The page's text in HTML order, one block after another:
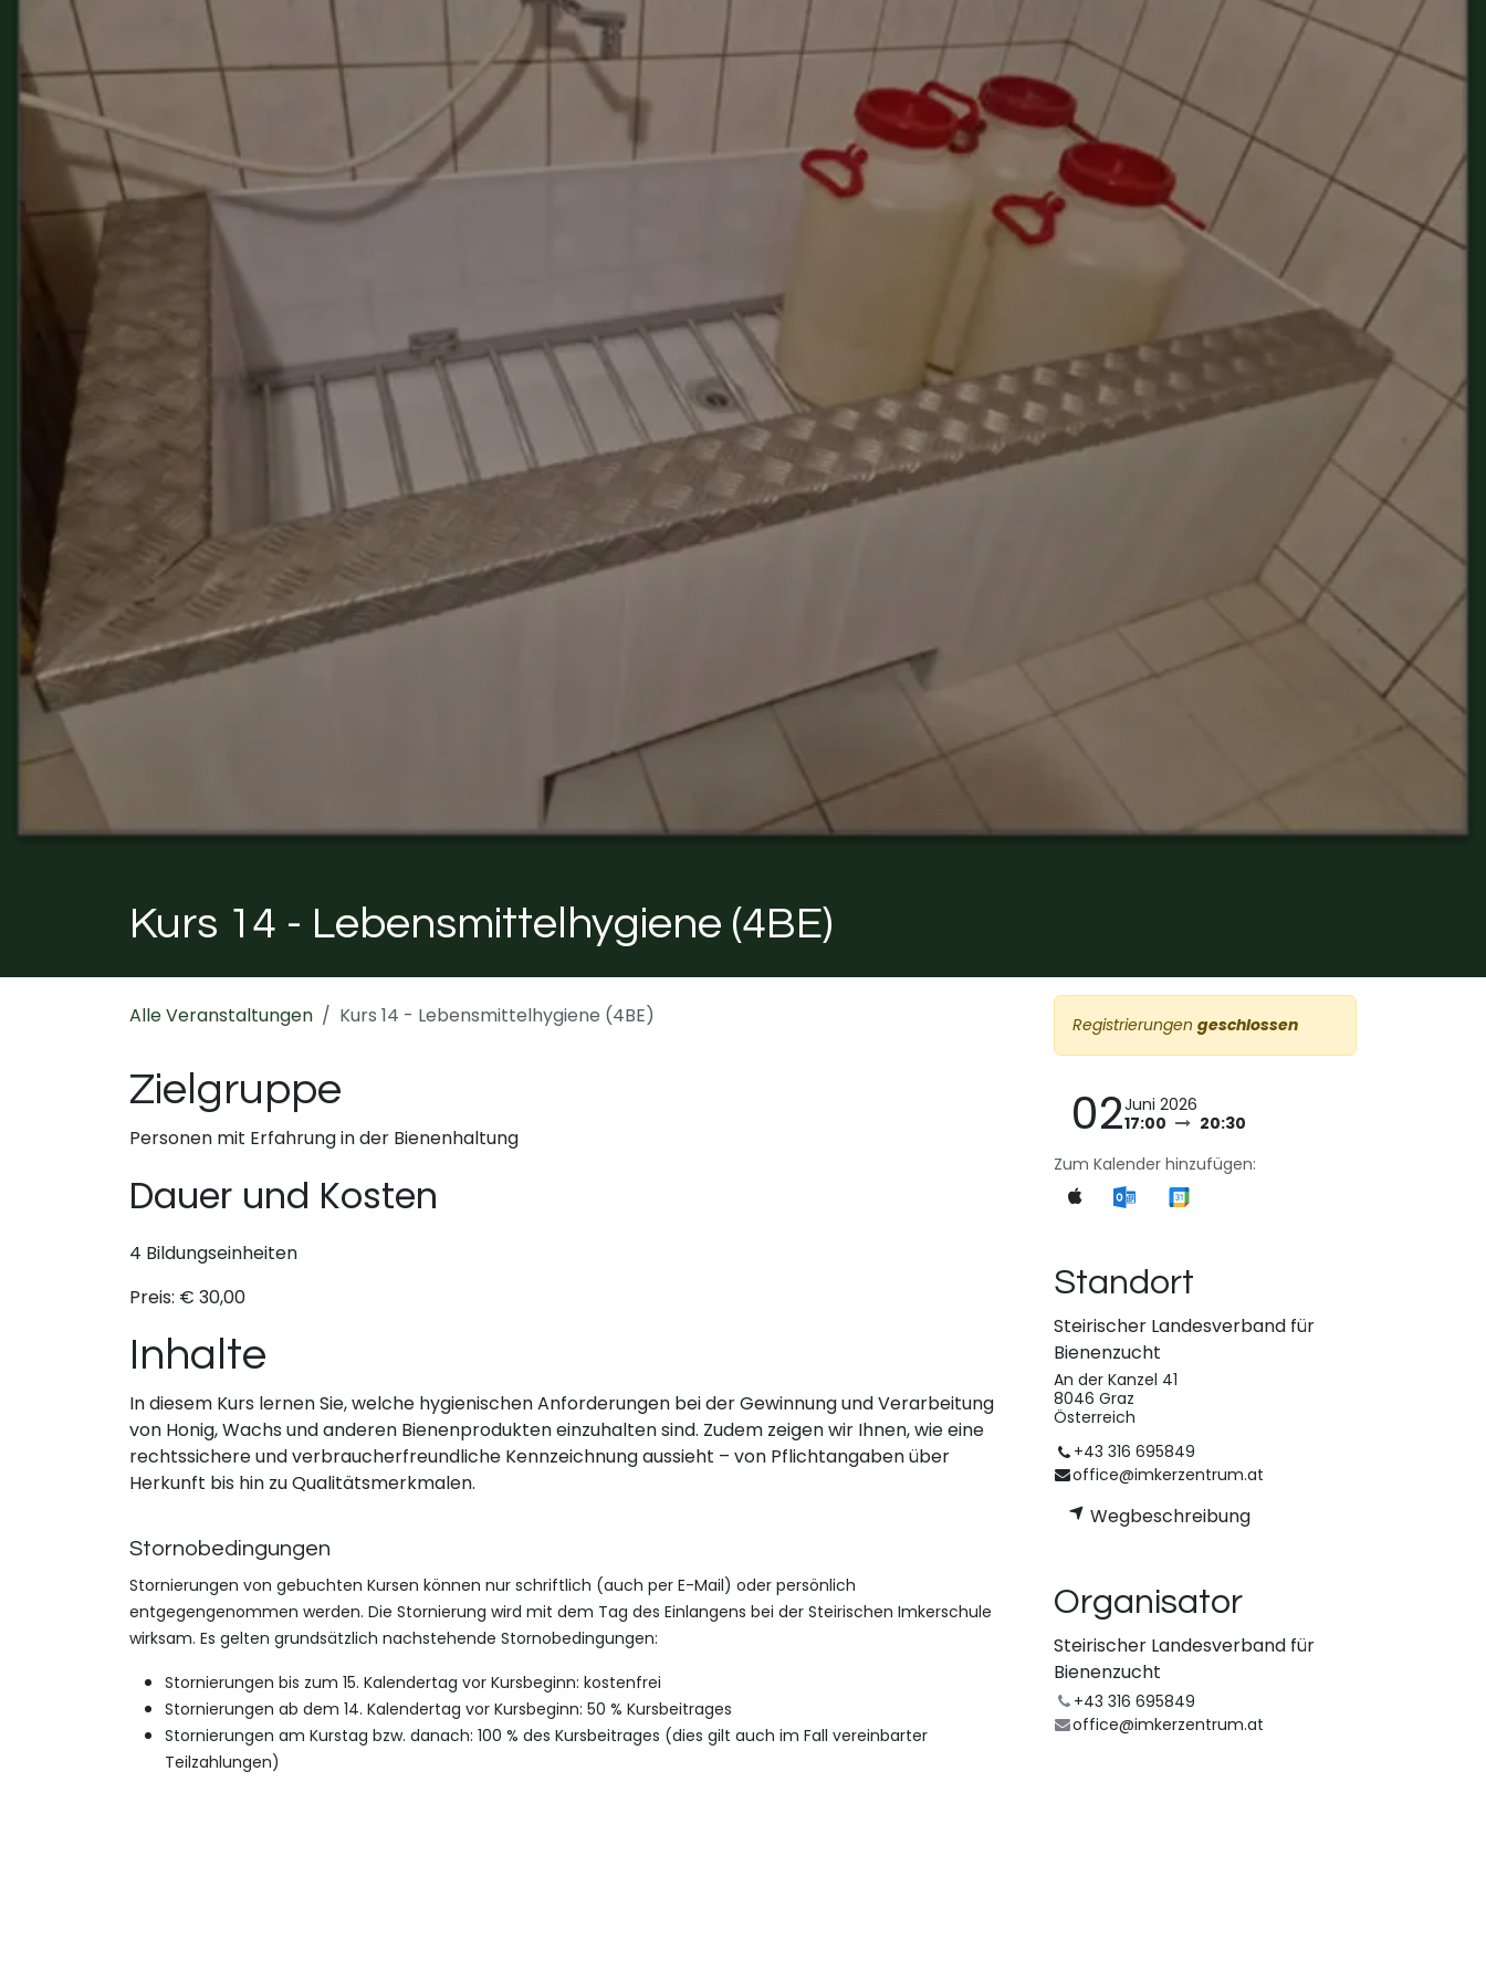
Kurs 14 - Lebensmittelhygiene (4BE)
Alle Veranstaltungen Kurs 14 - Lebensmittelhygiene (4BE)
Zielgruppe
Personen mit Erfahrung in der Bienenhaltung
Da​uer und Kosten
4 Bildungseinheiten
Preis: € 30,00
Inhalte
In diesem Kurs lernen Sie, welche hygienischen Anforderungen bei der Gewinnung und Verarbeitung
von Honig, Wachs und anderen Bienenprodukten einzuhalten sind. Zudem zeigen wir Ihnen, wie eine
rechtssichere und verbraucherfreundliche Kennzeichnung aussieht – von Pflichtangaben über
Herkunft bis hin zu Qualitätsmerkmalen.
Stornobeding​ungen
Stornierungen von gebuchte​n Kursen können nur schriftlich (auch per E-Mail) oder persönlich
entgegengenommen werden. Die Stornierung wird mit dem Tag des Einlangens bei der Steirischen Imkerschule
wirksam. Es gelten grundsätzlich n​achstehende Stornobedingungen:
Stornierungen bis zum 15. Kalendertag vor Kursbeginn: kostenfrei
Stornierungen ab dem 14. Kalendertag vor Kursbeginn: 50 % Kursbeitrages
Stornierungen am Kurstag bzw. danach: 100 % des Kursbeitrages (dies gilt auch im Fall vereinbarter
Teilzahlungen)
Registrierungen geschlossen
02Juni 2026
17:00
20:30
Zum Kalender hinzufügen:
Standort
Steirischer Landesverband für
Bienenzucht
An der Kanzel 41
8046 Graz
Österreich
+43 316 695849
office@imkerzentrum.at
Wegbeschreibung
Organisator
Steirischer Landesverband für
Bienenzucht
+43 316 695849
office@imkerzentrum.at